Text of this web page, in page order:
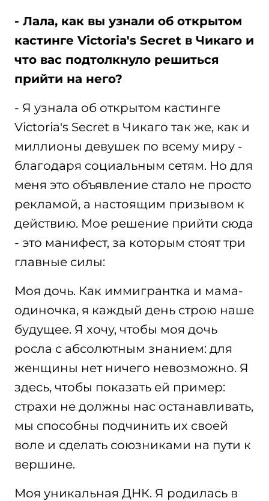
- Лала, как вы узнали об открытом
кастинге Victoria's Secret в Чикаго и
что вас подтолкнуло решиться
прийти на него?
- Я узнала об открытом кастинге
Victoria's Secret в Чикаго так же, как и
миллионы девушек по всему миру -
благодаря социальным сетям. Но для
меня это объявление стало не просто
рекламой, а настоящим призывом к
действию. Мое решение прийти сюда
- это манифест, за которым стоят три
главные силы:
Моя дочь. Как иммигрантка и мама-
одиночка, я каждый день строю наше
будущее. Я хочу, чтобы моя дочь
росла с абсолютным знанием: для
женщины нет ничего невозможно. Я
здесь, чтобы показать ей пример:
страхи не должны нас останавливать,
мы способны подчинить их своей
воле и сделать союзниками на пути к
вершине.
Моя уникальная ДНК. Я родилась в